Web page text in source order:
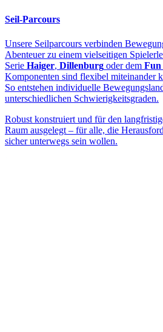
Seil-Parcours
Unsere Seilparcours verbinden
Abenteuer zu einem vielseitigen
Serie Haiger, Dillenburg oder dem Fun
Komponenten sind flexibel miteinander
So entstehen individuelle
unterschiedlichen Schwierigkeitsgraden.
Robust konstruiert und für den
Raum ausgelegt – für alle, die
sicher unterwegs sein wollen.